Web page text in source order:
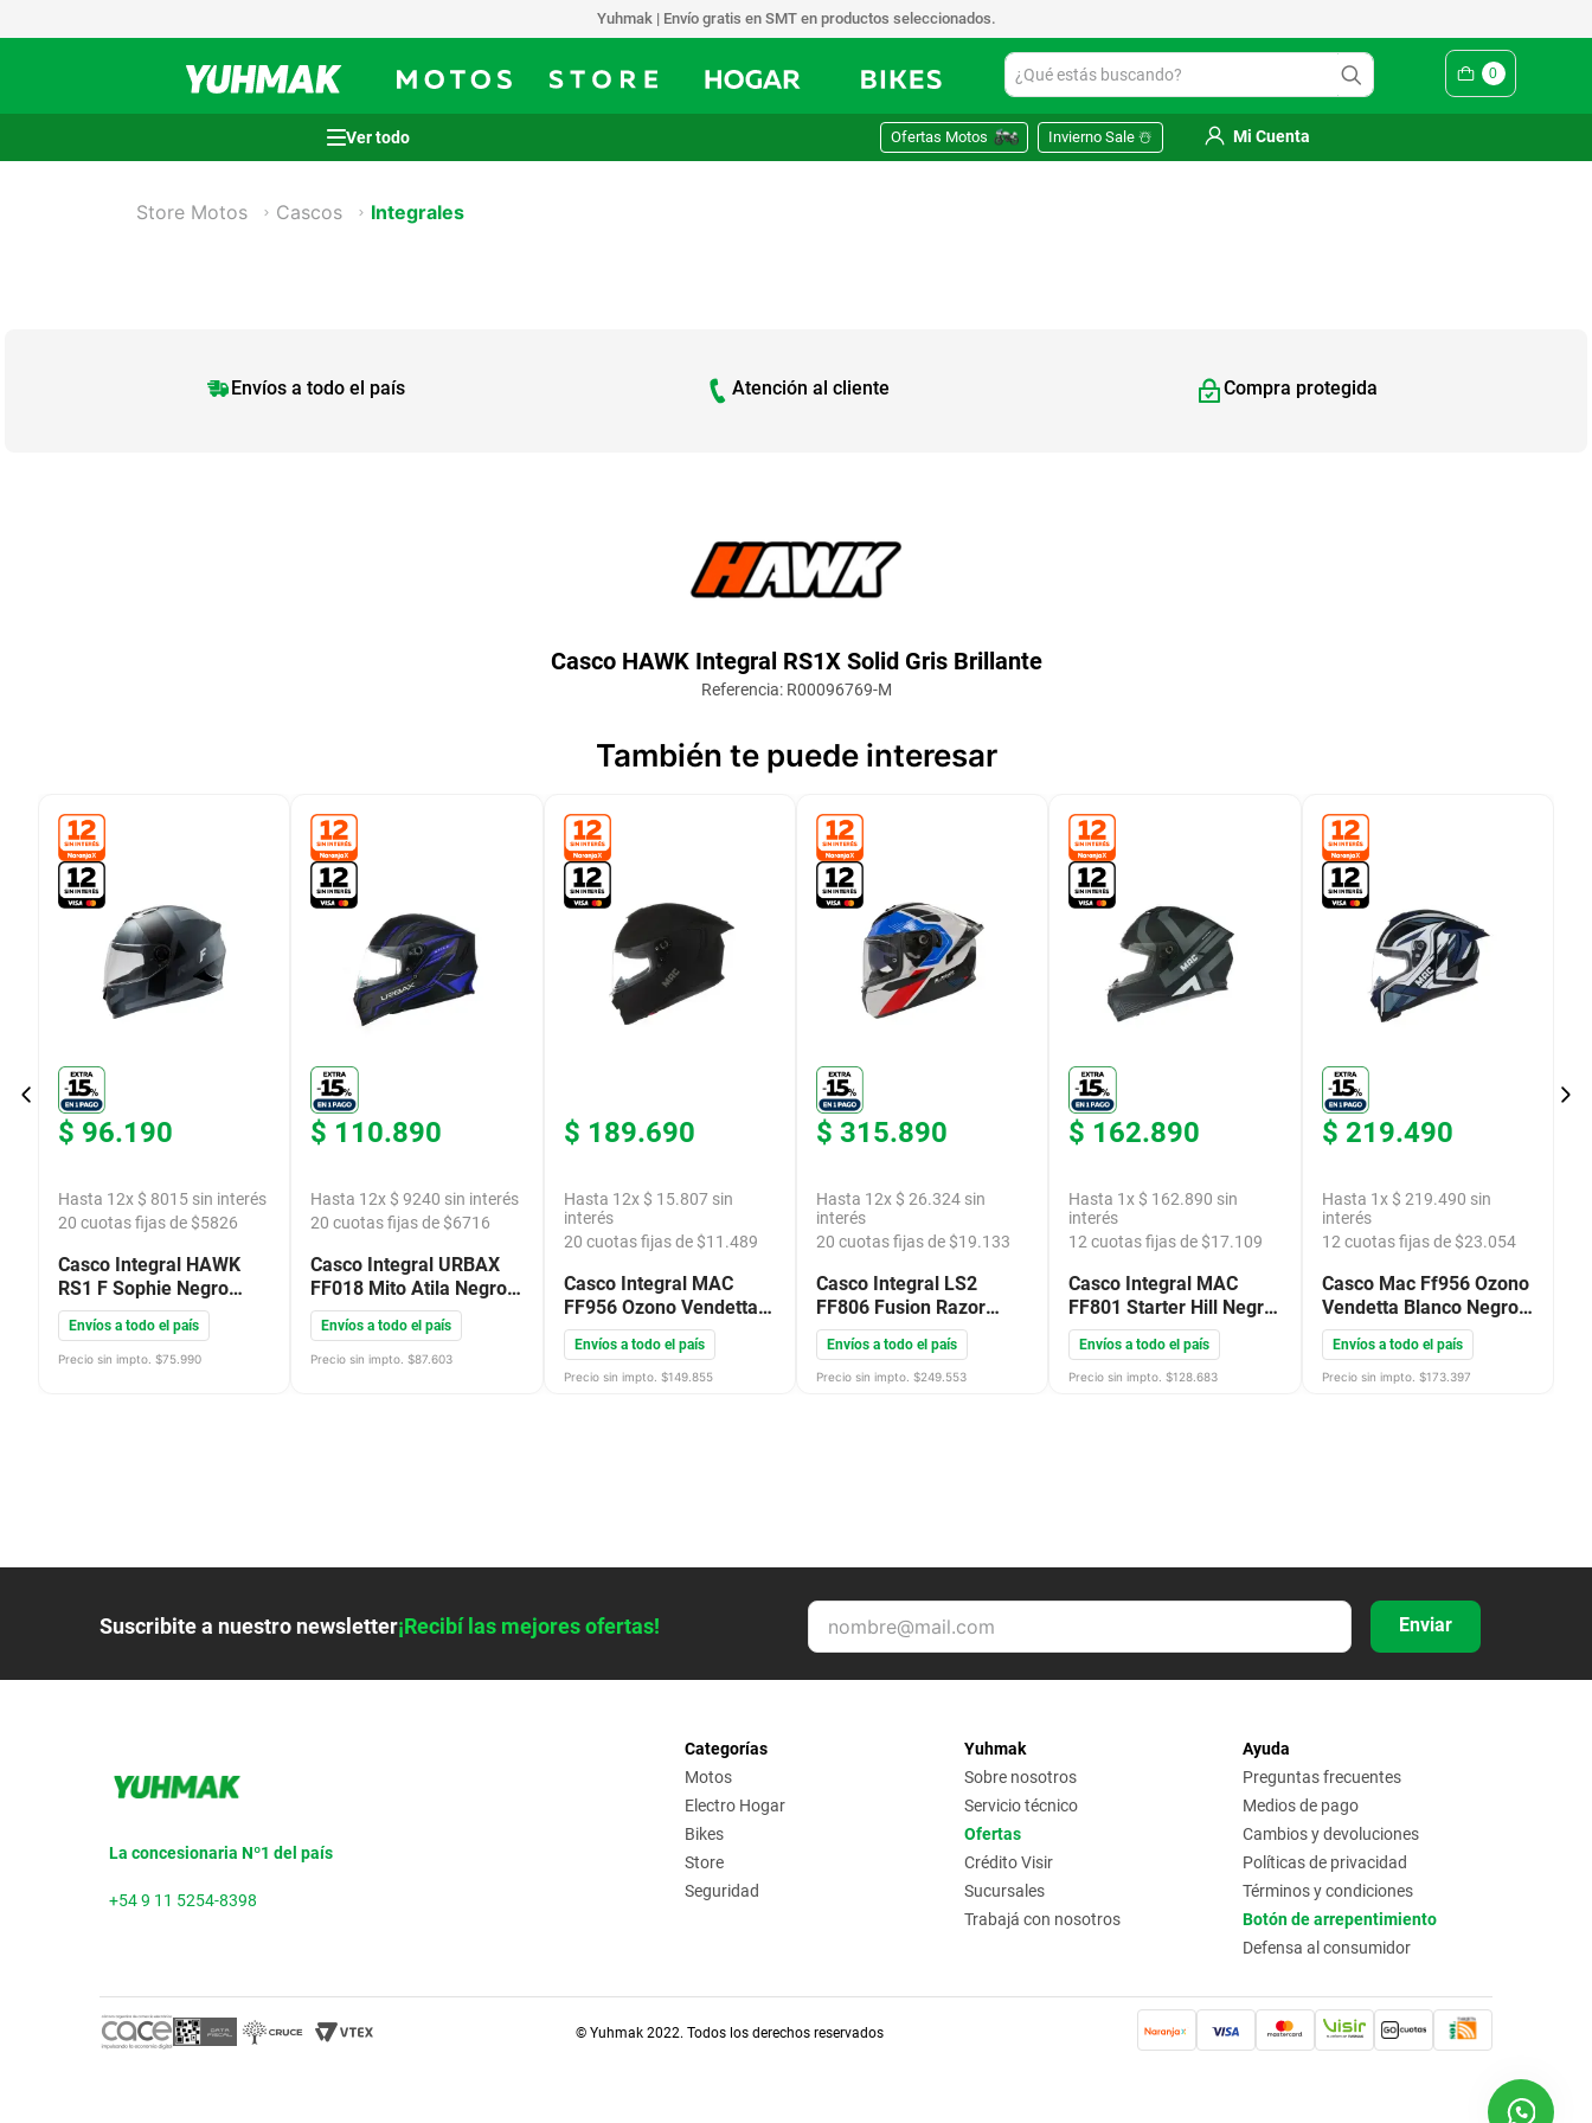
Yuhmak | Envío gratis en SMT en productos seleccionados.
¿Qué estás buscando? 0
Ofertas Motos Invierno Sale ☃️ Mi Cuenta
Store Motos Cascos Integrales
Envíos a todo el país Atención al cliente Compra protegida
Casco HAWK Integral RS1X Solid Gris Brillante
Referencia: R00096769-M
También te puede interesar
$ 96.190
Hasta 12x $ 8015sin interés
20 cuotas fijas de $5826
Casco Integral HAWK
RS1 F Sophie Negro
Mate
Envíos a todo el país
Precio sin impto. $75.990
$ 110.890
Hasta 12x $ 9240 sin interés
20 cuotas fijas de $6716
Casco Integral URBAX
FF018 Mito Atila Negro
Azul Mate
Envíos a todo el país
Precio sin impto. $87.603
$ 189.690
Hasta 12x $ 15.807sin
interés
20 cuotas fijas de $11.489
Casco Integral MAC
FF956 Ozono Vendetta
Negro Mate
Envíos a todo el país
Precio sin impto. $149.855
$ 315.890
Hasta 12x $ 26.324sin
interés
20 cuotas fijas de $19.133
Casco Integral LS2
FF806 Fusion Razor
Blanco Rojo Brillante
Envíos a todo el país
Precio sin impto. $249.553
$ 162.890
Hasta 1x $ 162.890 sin
interés
12 cuotas fijas de $17.109
Casco Integral MAC
FF801 Starter Hill Negro
Gris Mate
Envíos a todo el país
Precio sin impto. $128.683
$ 219.490
Hasta 1x $ 219.490 sin
interés
12 cuotas fijas de $23.054
Casco Mac Ff956 Ozono
Vendetta Blanco Negro
Talle M
Envíos a todo el país
Precio sin impto. $173.397
Suscribite a nuestro newsletter¡Recibí las mejores ofertas! Enviar
La concesionaria Nº1 del país
+54 9 11 5254-8398
Categorías
Motos
Electro Hogar
Bikes
Store
Seguridad
Yuhmak
Sobre nosotros
Servicio técnico
Ofertas
Crédito Visir
Sucursales
Trabajá con nosotros
Ayuda
Preguntas frecuentes
Medios de pago
Cambios y devoluciones
Políticas de privacidad
Términos y condiciones
Botón de arrepentimiento
Defensa al consumidor
© Yuhmak 2022. Todos los derechos reservados